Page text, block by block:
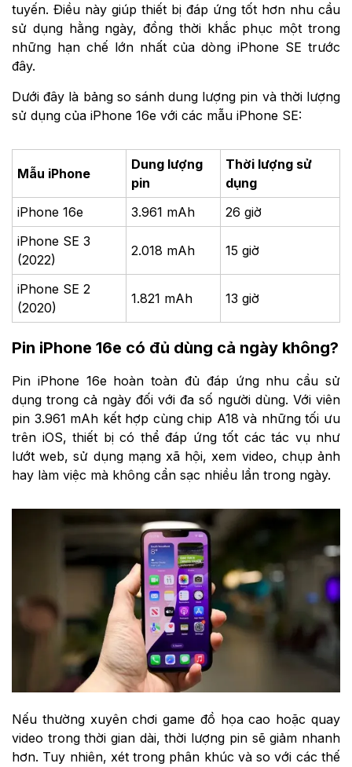
tuyến. Điều này giúp thiết bị đáp ứng tốt hơn nhu cầu
sử dụng hằng ngày, đồng thời khắc phục một trong
những hạn chế lớn nhất của dòng iPhone SE trước
đây.
Dưới đây là bảng so sánh dung lượng pin và thời lượng
sử dụng của iPhone 16e với các mẫu iPhone SE:
Mẫu iPhone
Dung lượng
pin
Thời lượng sử
dụng
iPhone 16e
3.961 mAh
26 giờ
iPhone SE 3
(2022)
2.018 mAh 15 giờ
iPhone SE 2
(2020)
1.821 mAh 13 giờ
Pin iPhone 16e có đủ dùng cả ngày không?
Pin iPhone 16e hoàn toàn đủ đáp ứng nhu cầu sử
dụng trong cả ngày đối với đa số người dùng. Với viên
pin 3.961 mAh kết hợp cùng chip A18 và những tối ưu
trên iOS, thiết bị có thể đáp ứng tốt các tác vụ như
lướt web, sử dụng mạng xã hội, xem video, chụp ảnh
hay làm việc mà không cần sạc nhiều lần trong ngày.
Nếu thường xuyên chơi game đồ họa cao hoặc quay
video trong thời gian dài, thời lượng pin sẽ giảm nhanh
hơn. Tuy nhiên, xét trong phân khúc và so với các thế